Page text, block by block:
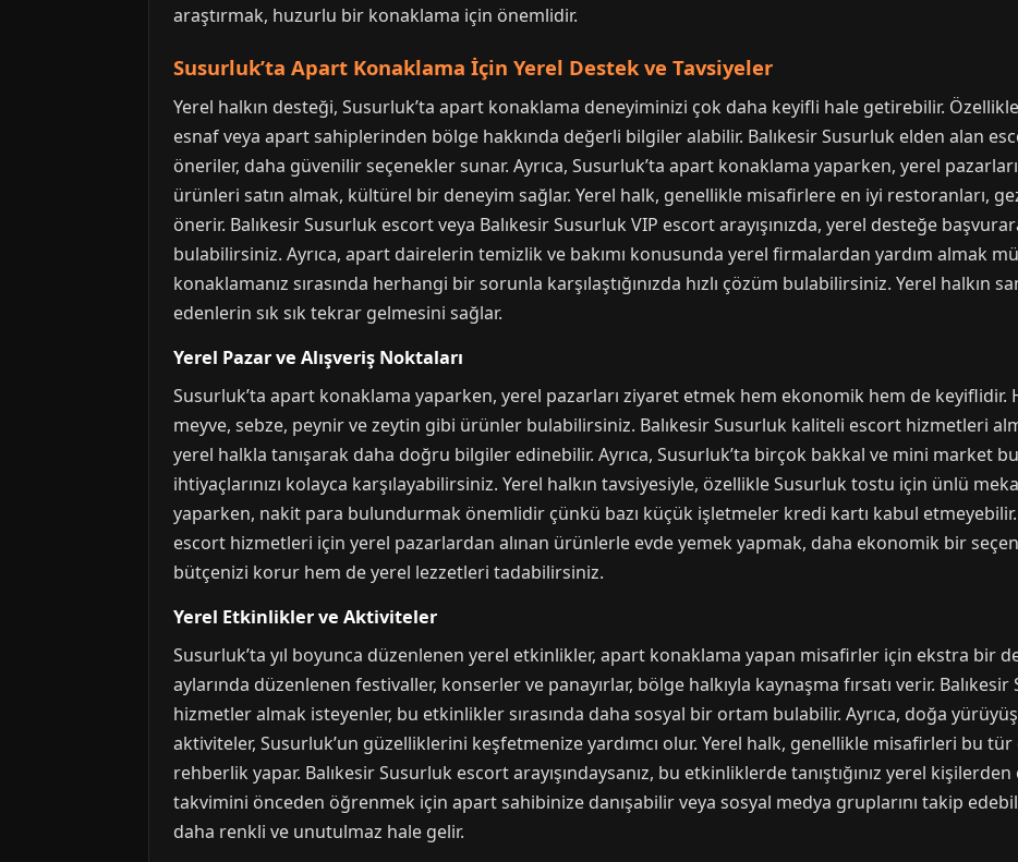
araştırmak, huzurlu bir konaklama için önemlidir.
Susurluk’ta Apart Konaklama İçin Yerel Destek ve Tavsiyeler
Yerel halkın desteği, Susurluk’ta apart konaklama deneyiminizi çok daha keyifli hale getirebilir.
esnaf veya apart sahiplerinden bölge hakkında değerli bilgiler alabilir. Balıkesir Susurluk elden alan
öneriler, daha güvenilir seçenekler sunar. Ayrıca, Susurluk’ta apart konaklama yaparken, yerel
ürünleri satın almak, kültürel bir deneyim sağlar. Yerel halk, genellikle misafirlere en iyi restoranları,
önerir. Balıkesir Susurluk escort veya Balıkesir Susurluk VIP escort arayışınızda, yerel desteğe
bulabilirsiniz. Ayrıca, apart dairelerin temizlik ve bakımı konusunda yerel firmalardan yardım almak
konaklamanız sırasında herhangi bir sorunla karşılaştığınızda hızlı çözüm bulabilirsiniz. Yerel halkın
edenlerin sık sık tekrar gelmesini sağlar.
Yerel Pazar ve Alışveriş Noktaları
Susurluk’ta apart konaklama yaparken, yerel pazarları ziyaret etmek hem ekonomik hem de keyiflidir.
meyve, sebze, peynir ve zeytin gibi ürünler bulabilirsiniz. Balıkesir Susurluk kaliteli escort hizmetleri
yerel halkla tanışarak daha doğru bilgiler edinebilir. Ayrıca, Susurluk’ta birçok bakkal ve mini market
ihtiyaçlarınızı kolayca karşılayabilirsiniz. Yerel halkın tavsiyesiyle, özellikle Susurluk tostu için ünlü
yaparken, nakit para bulundurmak önemlidir çünkü bazı küçük işletmeler kredi kartı kabul etmeyebilir.
escort hizmetleri için yerel pazarlardan alınan ürünlerle evde yemek yapmak, daha ekonomik bir
bütçenizi korur hem de yerel lezzetleri tadabilirsiniz.
Yerel Etkinlikler ve Aktiviteler
Susurluk’ta yıl boyunca düzenlenen yerel etkinlikler, apart konaklama yapan misafirler için ekstra bir
aylarında düzenlenen festivaller, konserler ve panayırlar, bölge halkıyla kaynaşma fırsatı verir.
hizmetler almak isteyenler, bu etkinlikler sırasında daha sosyal bir ortam bulabilir. Ayrıca, doğa
aktiviteler, Susurluk’un güzelliklerini keşfetmenize yardımcı olur. Yerel halk, genellikle misafirleri bu
rehberlik yapar. Balıkesir Susurluk escort arayışındaysanız, bu etkinliklerde tanıştığınız yerel
takvimini önceden öğrenmek için apart sahibinize danışabilir veya sosyal medya gruplarını takip
daha renkli ve unutulmaz hale gelir.